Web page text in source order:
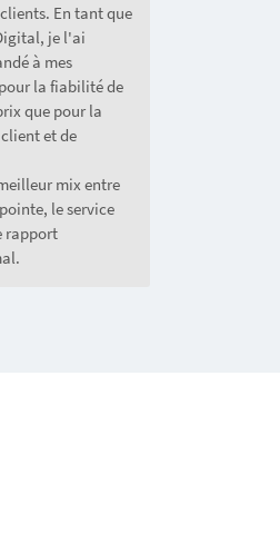
En tant que
je l'ai
à mes
la fiabilité de
que pour la
et de
mix entre
le service
rapport